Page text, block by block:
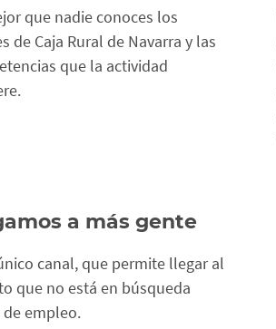
que nadie conoces los
de Caja Rural de Navarra y las
que la actividad
a más gente
canal, que permite llegar al
que no está en búsqueda
de empleo.